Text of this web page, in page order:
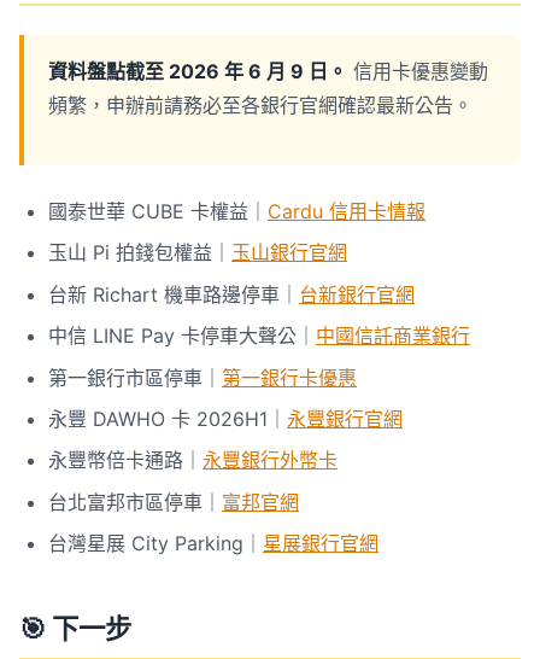
資料盤點截至 2026 年 6 月 9 日。 信用卡優惠變動
頻繁，申辦前請務必至各銀行官網確認最新公告。
國泰世華 CUBE 卡權益｜ Cardu 信用卡情報
玉山 Pi 拍錢包權益｜ 玉山銀行官網
台新 Richart 機車路邊停車｜ 台新銀行官網
中信 LINE Pay 卡停車大聲公｜ 中國信託商業銀行
第一銀行市區停車｜ 第一銀行卡優惠
永豐 DAWHO 卡 2026H1｜ 永豐銀行官網
永豐幣倍卡通路｜ 永豐銀行外幣卡
台北富邦市區停車｜ 富邦官網
台灣星展 City Parking｜ 星展銀行官網
🎯 下一步